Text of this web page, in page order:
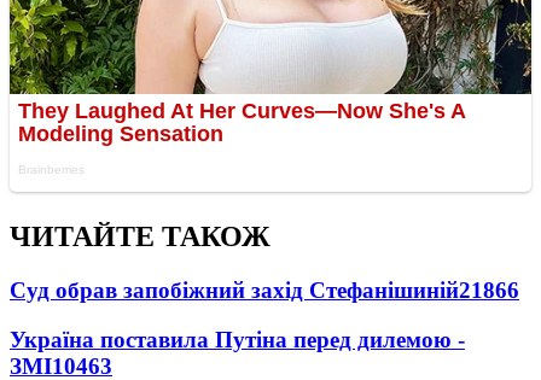
ЧИТАЙТЕ ТАКОЖ
Суд обрав запобіжний захід Стефанішиній21866
Україна поставила Путіна перед дилемою -
ЗМІ10463